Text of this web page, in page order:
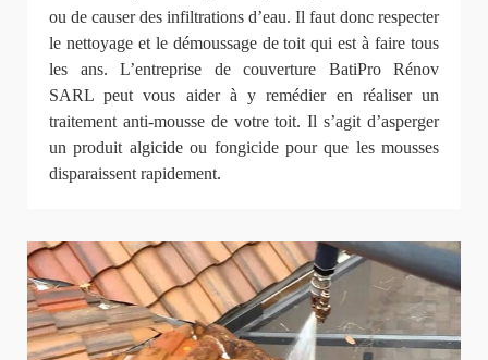
ou de causer des infiltrations d’eau. Il faut donc respecter
le nettoyage et le démoussage de toit qui est à faire tous
les ans. L’entreprise de couverture BatiPro Rénov
SARL peut vous aider à y remédier en réaliser un
traitement anti-mousse de votre toit. Il s’agit d’asperger
un produit algicide ou fongicide pour que les mousses
disparaissent rapidement.